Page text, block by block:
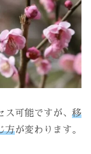
可能ですが、 移
方が変わります。